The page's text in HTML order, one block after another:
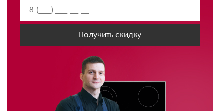
Получить скидку